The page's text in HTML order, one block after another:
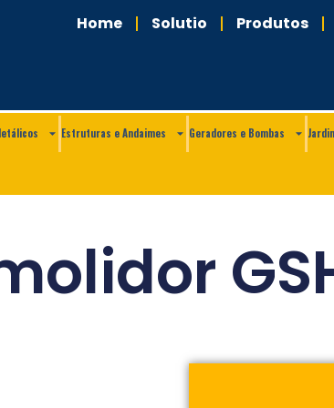
Home Solutio Produtos
Estruturas e Andaimes Geradores e Bombas